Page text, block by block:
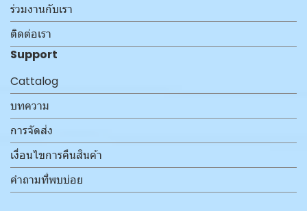
ร่วมงานกับเรา
ติดต่อเรา
Support
Cattalog
บทความ
การจัดส่ง
เงื่อนไขการคืนสินค้า
คำถามที่พบบ่อย